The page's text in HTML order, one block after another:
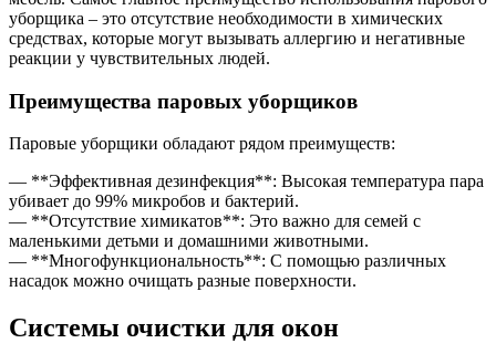
уборщика – это отсутствие необходимости в химических
средствах, которые могут вызывать аллергию и негативные
реакции у чувствительных людей.
Преимущества паровых уборщиков
Паровые уборщики обладают рядом преимуществ:
— **Эффективная дезинфекция**: Высокая температура пара
убивает до 99% микробов и бактерий.
— **Отсутствие химикатов**: Это важно для семей с
маленькими детьми и домашними животными.
— **Многофункциональность**: С помощью различных
насадок можно очищать разные поверхности.
Системы очистки для окон